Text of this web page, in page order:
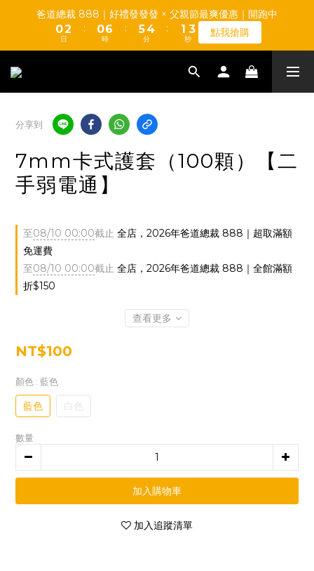
【TUMAX】通風衣套組 高CP值平價首選 d(d＇∀＇)
0 1
0
4
3
2
3
2
1
2
1
0
0
爸道總裁 888｜好禮發發發 × 父親節最爽優惠｜開跑中
1
0
3
2
1
日
:
1
0
7
6
5
2
0
時
:
6
5
4
1
5
4
3
0
分
:
2
1
0
4
3
2
1
0
秒
點我搶購
【TUMAX】通風衣套組 高CP值平價首選 d(d＇∀＇)
分享到
7mm卡式護套（100顆）【二
手弱電通】
至08/10 00:00截止 全店，2026年爸道總裁 888｜超取滿額
免運費
至08/10 00:00截止 全店，2026年爸道總裁 888｜全館滿額
折$150
查看更多
NT$100
顏色 : 藍色
藍色 白色
數量
加入購物車
加入追蹤清單